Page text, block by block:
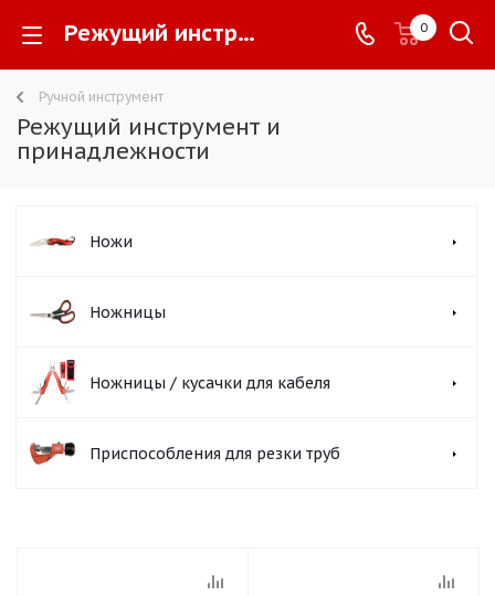
Режущий инструмент и принадлежности - 0
Ручной инструмент
Режущий инструмент и
принадлежности
Ножи
Ножницы
Ножницы / кусачки для кабеля
Приспособления для резки труб